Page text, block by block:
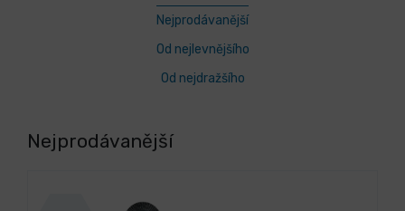
Nejprodávanější
Od nejlevnějšího
Od nejdražšího
Nejprodávanější